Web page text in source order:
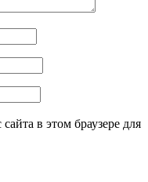
в этом браузере для